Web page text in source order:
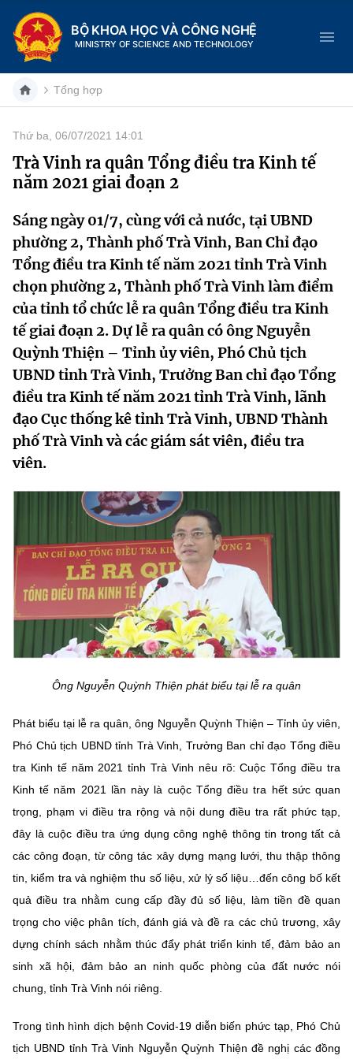
BỘ KHOA HỌC VÀ CÔNG NGHỆ
MINISTRY OF SCIENCE AND TECHNOLOGY
Danh mục
Trang chủ
Giới thiệu
Chức năng nhiệm vụ
Cơ cấu tổ chức
Lịch sử phát triển
Sở Khoa học và Công nghệ
Tin tức sự kiện
Khoa học và Công nghệ
Đổi mới sáng tạo
Chuyển đổi số
Bưu chính, Viễn thông
Tiêu chuẩn, đo lường, chất lượng
Năng lượng nguyên tử
Tin tổng hợp
Dịch vụ công
Hệ thống văn bản
Văn bản QPPL
Văn bản chỉ đạo điều hành
Lấy ý kiến người dân về dự thảo VBQPPL
MST IOFFICE
THỐNG KÊ
Khoa học và Công nghệ
Chuyển đổi số
Bưu chính, Viễn thông
Sở hữu trí tuệ
Tiêu chuẩn, đo lường, chất lượng
Multimedia
Videos
Infographic
Ảnh
Nhiệm vụ trọng tâm
Vietnamese English
BỘ KHOA HỌC VÀ CÔNG NGHỆ
MINISTRY OF SCIENCE AND TECHNOLOGY
Điều khoản sử dụng Theo dõi MST: Góp ý
Cơ quan chủ quản: Bộ Khoa học và Công nghệ (MST)
Chịu trách nhiệm nội dung: Nguyễn Thị Hải Hằng
Địa chỉ: Ban Biên tập Cổng TTĐT - 18 Nguyễn Du, TP. Hà Nội
Email:stc@mst.gov.vn
©2026 Bản quyền thuộc Bộ Khoa Học và Công Nghệ
Tổng hợp
Thứ ba, 06/07/2021 14:01
Trà Vinh ra quân Tổng điều tra Kinh tế
năm 2021 giai đoạn 2
Sáng ngày 01/7, cùng với cả nước, tại UBND
phường 2, Thành phố Trà Vinh, Ban Chỉ đạo
Tổng điều tra Kinh tế năm 2021 tỉnh Trà Vinh
chọn phường 2, Thành phố Trà Vinh làm điểm
của tỉnh tổ chức lễ ra quân Tổng điều tra Kinh
tế giai đoạn 2. Dự lễ ra quân có ông Nguyễn
Quỳnh Thiện – Tỉnh ủy viên, Phó Chủ tịch
UBND tỉnh Trà Vinh, Trưởng Ban chỉ đạo Tổng
điều tra Kinh tế năm 2021 tỉnh Trà Vinh, lãnh
đạo Cục thống kê tỉnh Trà Vinh, UBND Thành
phố Trà Vinh và các giám sát viên, điều tra
viên.
Ông Nguyễn Quỳnh Thiện phát biểu tại lễ ra quân
Phát biểu tại lễ ra quân, ông Nguyễn Quỳnh Thiện – Tỉnh ủy viên,
Phó Chủ tịch UBND tỉnh Trà Vinh, Trưởng Ban chỉ đạo Tổng điều
tra Kinh tế năm 2021 tỉnh Trà Vinh nêu rõ: Cuộc Tổng điều tra
Kinh tế năm 2021 lần này là cuộc Tổng điều tra hết sức quan
trọng, phạm vi điều tra rộng và nội dung điều tra rất phức tạp,
đây là cuộc điều tra ứng dụng công nghệ thông tin trong tất cả
các công đoạn, từ công tác xây dựng mạng lưới, thu thập thông
tin, kiểm tra và nghiệm thu số liệu, xử lý số liệu…đến công bố kết
quả điều tra nhằm cung cấp đầy đủ số liệu, làm tiền đề quan
trọng cho việc phân tích, đánh giá và đề ra các chủ trương, xây
dựng chính sách nhằm thúc đẩy phát triển kinh tế, đảm bảo an
sinh xã hội, đảm bảo an ninh quốc phòng của đất nước nói
chung, tỉnh Trà Vinh nói riêng.
Trong tình hình dịch bệnh Covid-19 diễn biến phức tạp, Phó Chủ
tịch UBND tỉnh Trà Vinh Nguyễn Quỳnh Thiện đề nghị các đồng